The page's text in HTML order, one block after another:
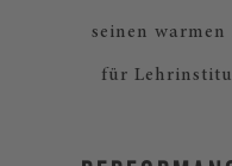
seinen
für